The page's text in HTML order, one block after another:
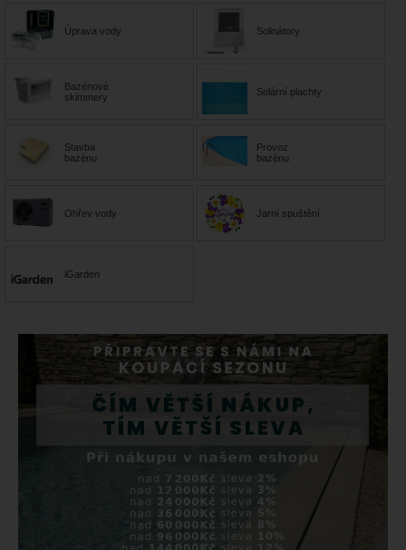
Úprava vody Solinátory
Bazénové
skimmery
Solární plachty
Stavba
bazénu
Provoz
bazénu
Ohřev vody Jarní spuštění
iGarden